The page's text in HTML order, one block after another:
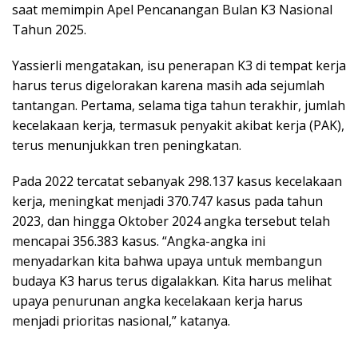
saat memimpin Apel Pencanangan Bulan K3 Nasional
Tahun 2025.
Yassierli mengatakan, isu penerapan K3 di tempat kerja
harus terus digelorakan karena masih ada sejumlah
tantangan. Pertama, selama tiga tahun terakhir, jumlah
kecelakaan kerja, termasuk penyakit akibat kerja (PAK),
terus menunjukkan tren peningkatan.
Pada 2022 tercatat sebanyak 298.137 kasus kecelakaan
kerja, meningkat menjadi 370.747 kasus pada tahun
2023, dan hingga Oktober 2024 angka tersebut telah
mencapai 356.383 kasus. “Angka-angka ini
menyadarkan kita bahwa upaya untuk membangun
budaya K3 harus terus digalakkan. Kita harus melihat
upaya penurunan angka kecelakaan kerja harus
menjadi prioritas nasional,” katanya.